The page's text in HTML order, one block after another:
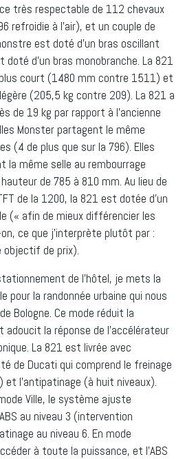
très respectable de 112 chevaux
refroidie à l’air), et un couple de
est doté d’un bras oscillant
doté d’un bras monobranche. La 821
court (1480 mm contre 1511) et
(205,5 kg contre 209). La 821 a
de 19 kg par rapport à l’ancienne
Monster partagent le même
(4 de plus que sur la 796). Elles
la même selle au rembourrage
de 785 à 810 mm. Au lieu de
de la 1200, la 821 est dotée d’un
(« afin de mieux différencier les
ce que j’interprète plutôt par :
de prix).
de l’hôtel, je mets la
pour la randonnée urbaine qui nous
Bologne. Ce mode réduit la
adoucit la réponse de l’accélérateur
La 821 est livrée avec
de Ducati qui comprend le freinage
et l’antipatinage (à huit niveaux).
Ville, le système ajuste
au niveau 3 (intervention
au niveau 6. En mode
à toute la puissance, et l’ABS